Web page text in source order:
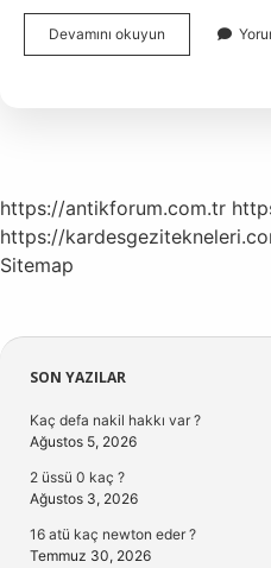
Devamını okuyun Yörükler
Sarışın
https://antikforum.com.tr
https://
Sitemap
Sidebar
SON YAZILAR
Kaç defa nakil hakkı var ?
Ağustos 5, 2026
2 üssü 0 kaç ?
Ağustos 3, 2026
16 atü kaç newton eder ?
Temmuz 30, 2026